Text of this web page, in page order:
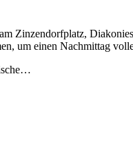
Zinzendorfplatz,
um einen Nachmittag